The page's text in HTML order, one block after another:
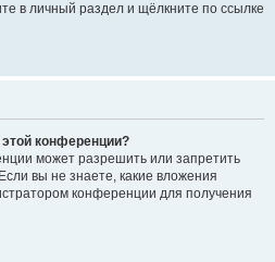
в личный раздел и щёлкните по ссылке
конференции?
может разрешить или запретить
вы не знаете, какие вложения
конференции для получения